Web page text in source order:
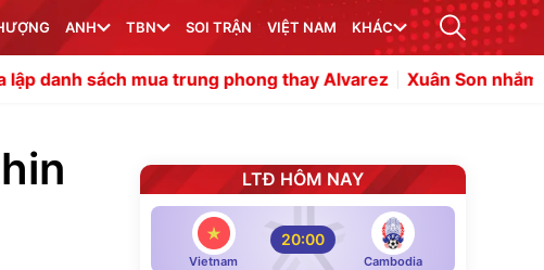
ANH TBN SOI TRẬN VIỆT NAM KHÁC
mua trung phong thay Alvarez Xuân Son nhắm kỷ lục ghi
LTĐ HÔM NAY
Vietnam
20:00
Cambodia